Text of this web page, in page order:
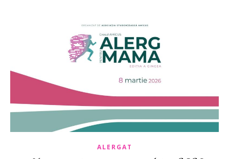
ALERGAT